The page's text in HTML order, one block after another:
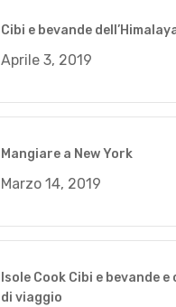
Cibi e bevande
Aprile 3, 2019
Mangiare a New York
Marzo 14, 2019
Isole Cook Cibi e bevande
di viaggio